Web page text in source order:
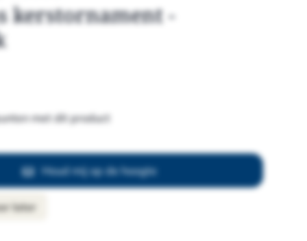
kerstornament -
met dit product
Houd mij op de hoogte
later